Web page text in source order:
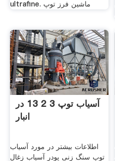
ultrafine. ماشین فرز توپ
آسیاب توپ 3 2 13 در
انبار
اطلاعات بیشتر در مورد آسیاب
توپ سنگ زنی پودر آسیاب زغال